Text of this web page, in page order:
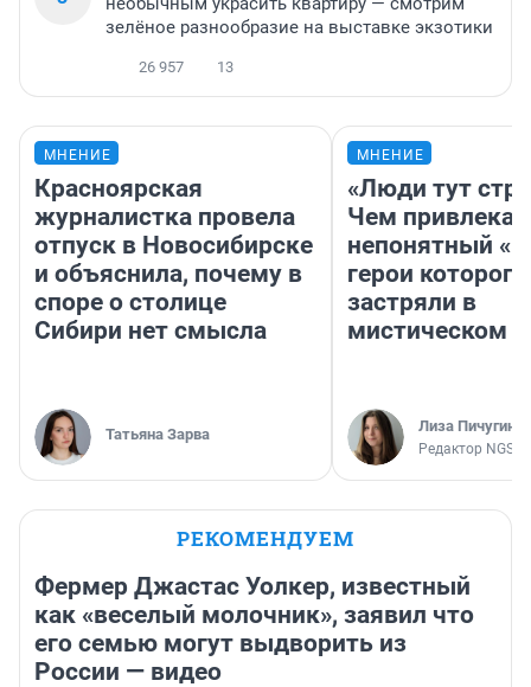
зелёное разнообразие на выставке экзотики
26 957 13
МНЕНИЕ
Красноярская
журналистка провела
отпуск в Новосибирске
и объяснила, почему в
споре о столице
Сибири нет смысла
Татьяна Зарва
МНЕНИЕ
«Люди тут
Чем
непонятный
герои которого
застряли в
мистическом
Лиза Пичугина
Редактор
РЕКОМЕНДУЕМ
Фермер Джастас Уолкер, известный
как «веселый молочник», заявил что
его семью могут выдворить из
России — видео